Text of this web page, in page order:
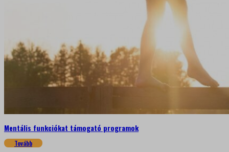
Mentális funkciókat támogató programok
Tovább